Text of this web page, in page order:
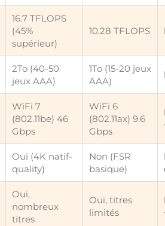
16.7 TFLOPS
(45%
supérieur)
10.28 TFLOPS
2To (40-50
jeux AAA)
1To (15-20 jeux
AAA)
WiFi 7
(802.11be) 46
Gbps
WiFi 6
(802.11ax) 9.6
Gbps
Oui (4K natif-
quality)
Non (FSR
basique)
Oui,
nombreux
titres
Oui, titres
limités